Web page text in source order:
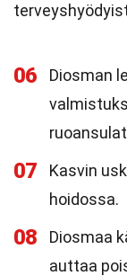
06
Diosman
07
Kasvin
hoidossa.
08
Diosmaa
auttaa